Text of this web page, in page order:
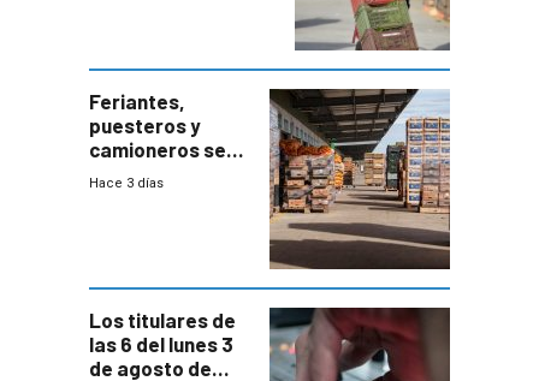
Feriantes,
puesteros y
camioneros se
movilizaron en
Hace 3 días
Los titulares de
las 6 del lunes 3
de agosto de